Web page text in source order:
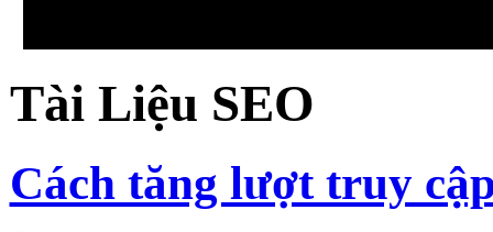
Tài Liệu SEO
Cách tăng lượt truy